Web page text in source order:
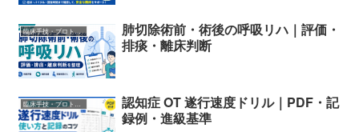
肺切除術前・術後の呼吸リハ｜評価・
排痰・離床判断
認知症 OT 遂行速度ドリル｜PDF・記
録例・進級基準